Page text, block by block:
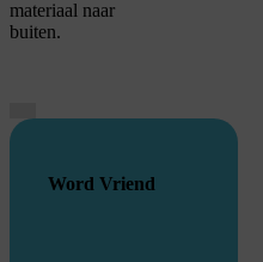
materiaal naar
buiten.
Word Vriend